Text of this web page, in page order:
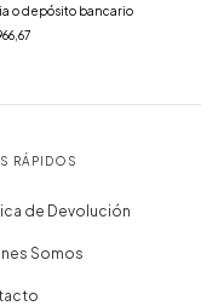
o depósito bancario
RÁPIDOS
de Devolución
Somos